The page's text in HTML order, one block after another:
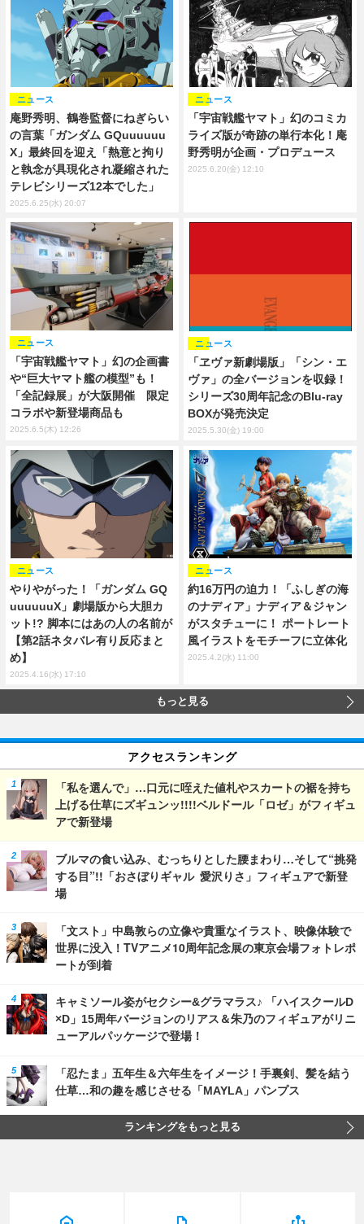
庵野秀明、鶴巻監督にねぎらい
の言葉「ガンダム GQuuuuuu
X」最終回を迎え「熱意と拘り
と執念が具現化され凝縮された
テレビシリーズ12本でした」
ニュース
2025.6.25(水) 20:07
「宇宙戦艦ヤマト」幻のコミカ
ライズ版が奇跡の単行本化！庵
野秀明が企画・プロデュース
ニュース
2025.6.20(金) 12:10
「宇宙戦艦ヤマト」幻の企画書
や“巨大ヤマト艦の模型”も！
「全記録展」が大阪開催 限定
コラボや新登場商品も
ニュース
2025.6.5(木) 12:26
「ヱヴァ新劇場版」「シン・エ
ヴァ」の全バージョンを収録！
シリーズ30周年記念のBlu-ray
BOXが発売決定
ニュース
2025.5.30(金) 19:00
やりやがった！「ガンダム GQ
uuuuuuX」劇場版から大胆カ
ット!? 脚本にはあの人の名前が
【第2話ネタバレ有り反応まと
め】
ニュース
2025.4.16(水) 17:10
約16万円の迫力！「ふしぎの海
のナディア」ナディア＆ジャン
がスタチューに！ ポートレート
風イラストをモチーフに立体化
ニュース
2025.4.2(水) 11:00
もっと見る
アクセスランキング
「私を選んで」…口元に咥えた値札やスカートの裾を持ち
上げる仕草にズギュンッ!!!!ベルドール「ロゼ」がフィギュ
アで新登場
ブルマの食い込み、むっちりとした腰まわり…そして“挑発
する目”!!「おさぼりギャル 愛沢りさ」フィギュアで新登
場
「文スト」中島敦らの立像や貴重なイラスト、映像体験で
世界に没入！TVアニメ10周年記念展の東京会場フォトレポ
ートが到着
キャミソール姿がセクシー&グラマラス♪ 「ハイスクールD
×D」15周年バージョンのリアス＆朱乃のフィギュアがリニ
ューアルパッケージで登場！
「忍たま」五年生＆六年生をイメージ！手裏剣、髪を結う
仕草…和の趣を感じさせる「MAYLA」パンプス
ランキングをもっと見る